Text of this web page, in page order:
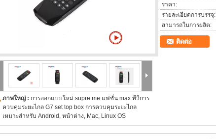
ภาพใหญ่ : การออกแบบใหม่ supre me แฟชั่น max ทีวีการ
ควบคุมระยะไกล G7 set top box การควบคุมระยะไกล
เหมาะสำหรับ Android, หน้าต่าง, Mac, Linux OS
ราคา:
รายละเอียดการบรรจุ:
สามารถในการผลิต:
ติดต่อ